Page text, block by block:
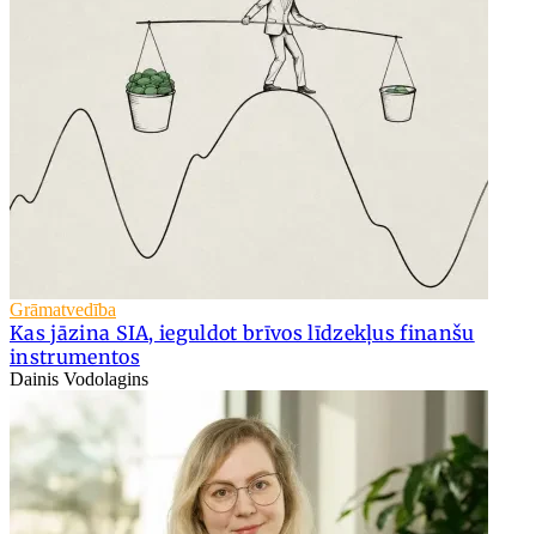
Grāmatvedība
Kas jāzina SIA, ieguldot brīvos līdzekļus finanšu
instrumentos
Dainis Vodolagins